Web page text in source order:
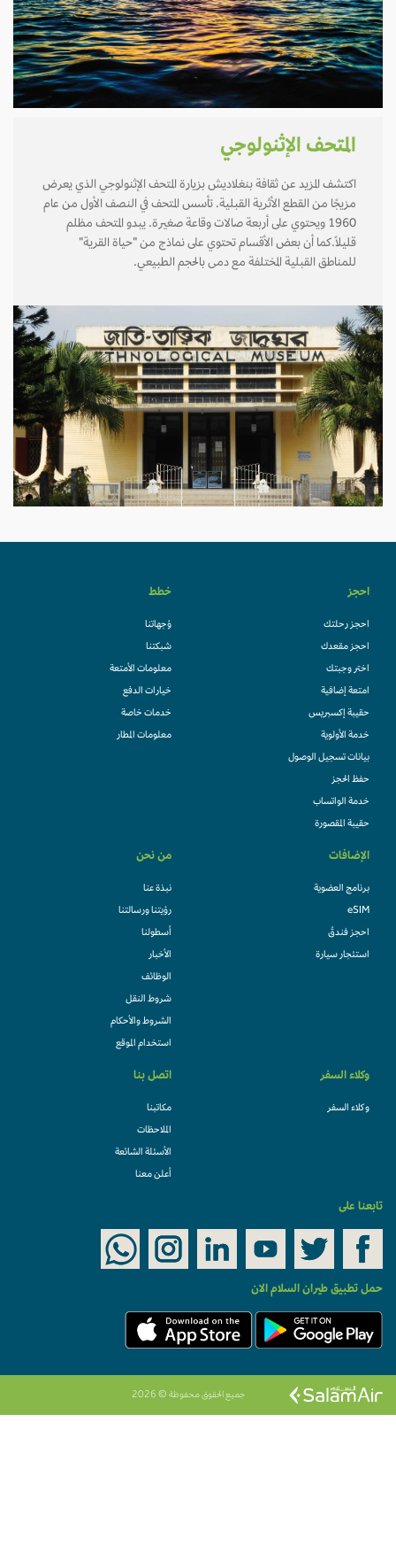
المتحف الإثنولوجي
اكتشف المزيد عن ثقافة بنغلاديش بزيارة المتحف الإثنولوجي الذي يعرض
مزيجًا من القطع الأثرية القبلية. تأسس المتحف في النصف الأول من عام
1960 ويحتوي على أربعة صالات وقاعة صغيرة. يبدو المتحف مظلم
قليلاً.كما أن بعض الأقسام تحتوي على نماذج من "حياة القرية"
للمناطق القبلية المختلفة مع دمى بالحجم الطبيعي.
احجز
احجز رحلتك
احجز مقعدك
اختر وجبتك
امتعة إضافية
حقيبة إكسبريس
خدمة الأولوية
بيانات تسجيل الوصول
حفظ الحجز
خدمة الواتساب
حقيبة المقصورة
خطط
وُجهاتنا
شبكتنا
معلومات الأمتعة
خيارات الدفع
خدمات خاصة
معلومات المطار
الإضافات
برنامج العضوية
eSIM
احجز فندقً
استئجار سيارة
من نحن
نبذة عنا
رؤيتنا ورسالتنا
أسطولنا
الأخبار
الوظائف
شروط النقل
الشروط والأحكام
استخدام الموقع
وكلاء السفر
وكلاء السفر
اتصل بنا
مكاتبنا
الملاحظات
الأسئلة الشائعة
أعلن معنا
تابعنا على
حمل تطبيق طيران السلام الان
جميع الحقوق محفوظة © 2026